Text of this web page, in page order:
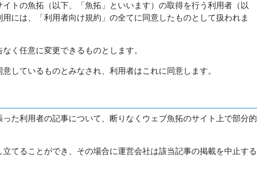
イトの魚拓（以下、「魚拓」といいます）の取得を行う利用者（以
には、「利用者向け規約」の全てに同意したものとして扱われま
く任意に変更できるものとします。
しているものとみなされ、利用者はこれに同意します。
た利用者の記事について、断りなくウェブ魚拓のサイト上で部分的
てることができ、その場合に運営会社は該当記事の掲載を中止する